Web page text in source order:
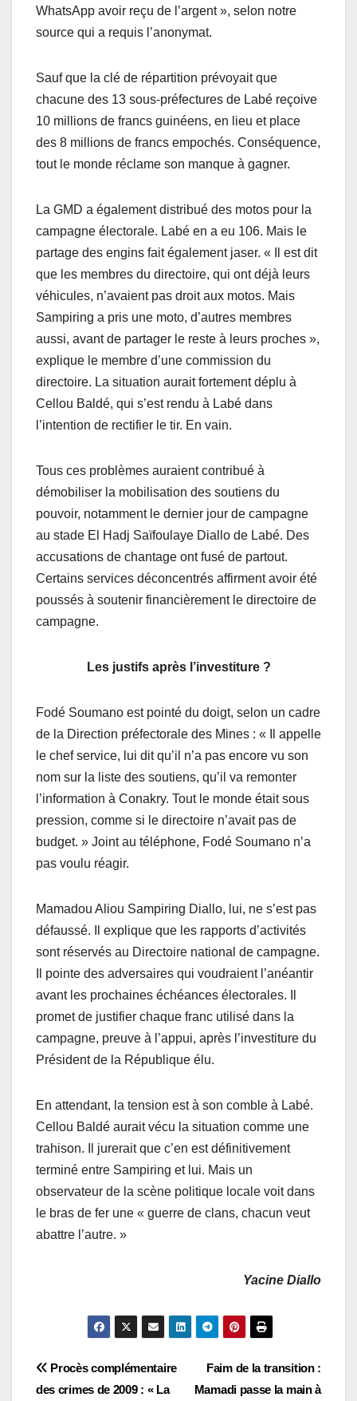
WhatsApp avoir reçu de l’argent », selon notre
source qui a requis l’anonymat.
Sauf que la clé de répartition prévoyait que
chacune des 13 sous-préfectures de Labé reçoive
10 millions de francs guinéens, en lieu et place
des 8 millions de francs empochés. Conséquence,
tout le monde réclame son manque à gagner.
La GMD a également distribué des motos pour la
campagne électorale. Labé en a eu 106. Mais le
partage des engins fait également jaser. « Il est dit
que les membres du directoire, qui ont déjà leurs
véhicules, n’avaient pas droit aux motos. Mais
Sampiring a pris une moto, d’autres membres
aussi, avant de partager le reste à leurs proches »,
explique le membre d’une commission du
directoire. La situation aurait fortement déplu à
Cellou Baldé, qui s’est rendu à Labé dans
l’intention de rectifier le tir. En vain.
Tous ces problèmes auraient contribué à
démobiliser la mobilisation des soutiens du
pouvoir, notamment le dernier jour de campagne
au stade El Hadj Saïfoulaye Diallo de Labé. Des
accusations de chantage ont fusé de partout.
Certains services déconcentrés affirment avoir été
poussés à soutenir financièrement le directoire de
campagne.
Les justifs après l’investiture ?
Fodé Soumano est pointé du doigt, selon un cadre
de la Direction préfectorale des Mines : « Il appelle
le chef service, lui dit qu’il n’a pas encore vu son
nom sur la liste des soutiens, qu’il va remonter
l’information à Conakry. Tout le monde était sous
pression, comme si le directoire n’avait pas de
budget. » Joint au téléphone, Fodé Soumano n’a
pas voulu réagir.
Mamadou Aliou Sampiring Diallo, lui, ne s’est pas
défaussé. Il explique que les rapports d’activités
sont réservés au Directoire national de campagne.
Il pointe des adversaires qui voudraient l’anéantir
avant les prochaines échéances électorales. Il
promet de justifier chaque franc utilisé dans la
campagne, preuve à l’appui, après l’investiture du
Président de la République élu.
En attendant, la tension est à son comble à Labé.
Cellou Baldé aurait vécu la situation comme une
trahison. Il jurerait que c’en est définitivement
terminé entre Sampiring et lui. Mais un
observateur de la scène politique locale voit dans
le bras de fer une « guerre de clans, chacun veut
abattre l’autre. »
Yacine Diallo
Navigation
Faim de la transition :
Mamadi passe la main à
Procès complémentaire
des crimes de 2009 : « La